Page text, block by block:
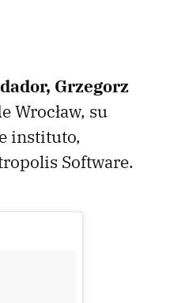
Grzegorz
Wrocław, su
instituto,
Software.